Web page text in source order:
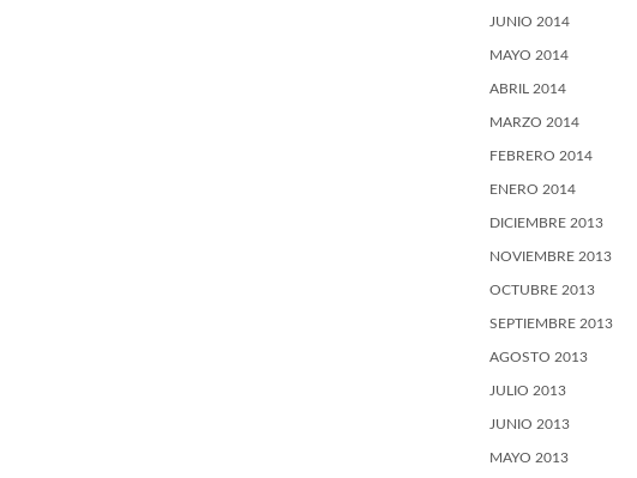
JUNIO 2014
MAYO 2014
ABRIL 2014
MARZO 2014
FEBRERO 2014
ENERO 2014
DICIEMBRE 2013
NOVIEMBRE 2013
OCTUBRE 2013
SEPTIEMBRE 2013
AGOSTO 2013
JULIO 2013
JUNIO 2013
MAYO 2013